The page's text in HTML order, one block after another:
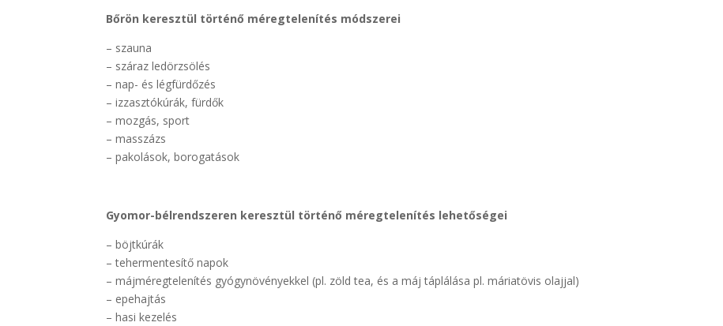
Bőrön keresztül történő méregtelenítés módszerei
– szauna
– száraz ledörzsölés
– nap- és légfürdőzés
– izzasztókúrák, fürdők
– mozgás, sport
– masszázs
– pakolások, borogatások
Gyomor-bélrendszeren keresztül történő méregtelenítés lehetőségei
– böjtkúrák
– tehermentesítő napok
– májméregtelenítés gyógynövényekkel (pl. zöld tea, és a máj táplálása pl. máriatövis olajjal)
– epehajtás
– hasi kezelés